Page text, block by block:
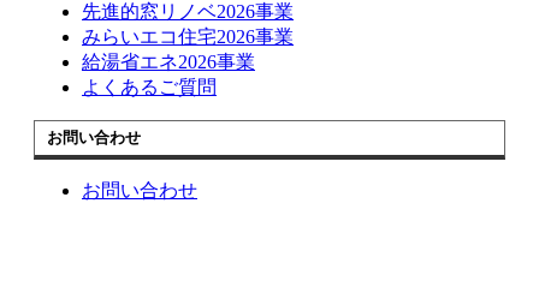
先進的窓リノベ2026事業
みらいエコ住宅2026事業
給湯省エネ2026事業
よくあるご質問
お問い合わせ
お問い合わせ